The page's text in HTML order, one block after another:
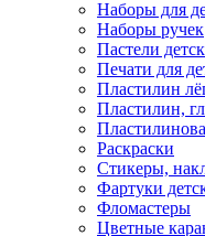
Наборы для
Наборы ручек
Пастели
Печати для
Пластилин
Пластилин,
Раскраски
Стикеры,
Фартуки
Фломастеры
Цветные